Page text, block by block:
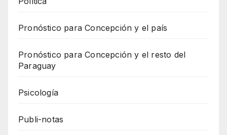
Pronóstico para Concepción y el país
Pronóstico para Concepción y el resto del
Paraguay
Psicología
Publi-notas